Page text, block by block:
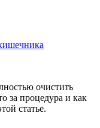
очистить
за процедура и как
статье.